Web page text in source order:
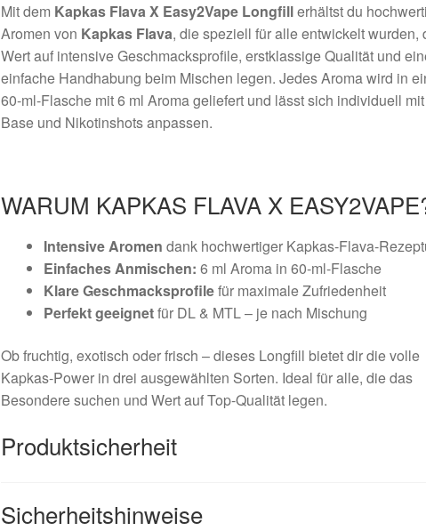
Mit dem Kapkas Flava X Easy2Vape Longfillerhältst du
Aromen von Kapkas Flava, die speziell für alle entwickelt wurden,
Wert auf intensive Geschmacksprofile, erstklassige Qualität und
einfache Handhabung beim Mischen legen. Jedes Aroma wird in
60-ml-Flasche mit 6 ml Aroma geliefert und lässt sich individuell mit
Base und Nikotinshots anpassen.
WARUM KAPKAS FLAVA X
Intensive Aromen dank hochwertiger Kapkas-Flava-
Einfaches Anmischen: 6 ml Aroma in 60-ml-Flasche
Klare Geschmacksprofilefür maximale Zufriedenheit
Perfekt geeignetfür DL & MTL – je nach Mischung
Ob fruchtig, exotisch oder frisch – dieses Longfill bietet dir die volle
Kapkas-Power in drei ausgewählten Sorten. Ideal für alle, die das
Besondere suchen und Wert auf Top-Qualität legen.
Produktsicherheit
Sicherheitshinweise